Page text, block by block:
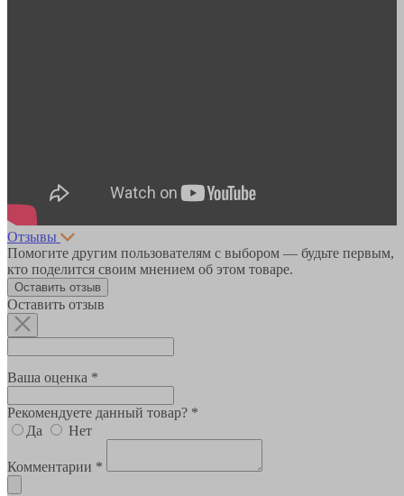
Отзывы
Помогите другим пользователям с выбором — будьте первым,
кто поделится своим мнением об этом товаре.
Оставить отзыв
Оставить отзыв
Ваша оценка *
Рекомендуете данный товар? *
Да
Нет
Комментарии *